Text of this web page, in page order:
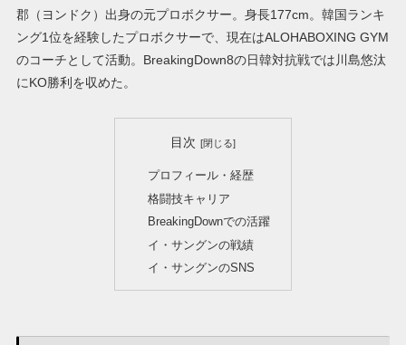
郡（ヨンドク）出身の元プロボクサー。身長177cm。韓国ランキ
ング1位を経験したプロボクサーで、現在はALOHABOXING GYM
のコーチとして活動。BreakingDown8の日韓対抗戦では川島悠汰
にKO勝利を収めた。
目次
プロフィール・経歴
格闘技キャリア
BreakingDownでの活躍
イ・サングンの戦績
イ・サングンのSNS